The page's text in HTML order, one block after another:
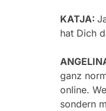
KATJA:
hat Dich
ganz
online.
sondern